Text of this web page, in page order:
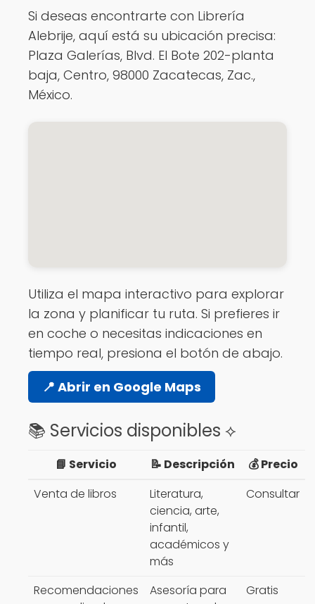
Si deseas encontrarte con Librería
Alebrije, aquí está su ubicación precisa:
Plaza Galerías, Blvd. El Bote 202-planta
baja, Centro, 98000 Zacatecas, Zac.,
México.
Utiliza el mapa interactivo para explorar
la zona y planificar tu ruta. Si prefieres ir
en coche o necesitas indicaciones en
tiempo real, presiona el botón de abajo.
📍 Abrir en Google Maps
📚 Servicios disponibles ⟡
📘 Servicio 📝 Descripción
💰 Precio
Venta de libros
Literatura,
ciencia, arte,
infantil,
académicos y
más
Consultar
Recomendaciones
Asesoría para
Gratis